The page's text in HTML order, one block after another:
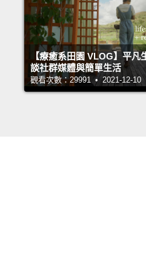
【療癒系田園 VLOG】平凡
談社群媒體與簡單生活
觀看次數：29991 • 2021-12-10